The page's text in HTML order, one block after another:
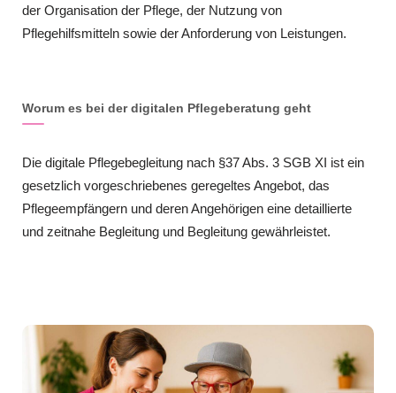
der Organisation der Pflege, der Nutzung von
Pflegehilfsmitteln sowie der Anforderung von Leistungen.
Worum es bei der digitalen Pflegeberatung geht
Die digitale Pflegebegleitung nach §37 Abs. 3 SGB XI ist ein
gesetzlich vorgeschriebenes geregeltes Angebot, das
Pflegeempfängern und deren Angehörigen eine detaillierte
und zeitnahe Begleitung und Begleitung gewährleistet.